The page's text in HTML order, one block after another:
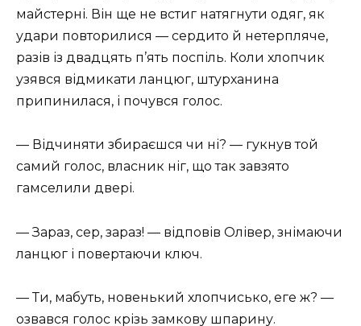
майстерні. Він ще не встиг натягнути одяг, як
удари повторилися — сердито й нетерпляче,
разів із двадцять п’ять поспіль. Коли хлопчик
узявся відмикати ланцюг, штурханина
припинилася, і почувся голос.
— Відчиняти збираєшся чи ні? — гукнув той
самий голос, власник ніг, що так завзято
гамселили двері.
— Зараз, сер, зараз! — відповів Олівер, знімаючи
ланцюг і повертаючи ключ.
— Ти, мабуть, новенький хлопчисько, еге ж? —
озвався голос крізь замкову шпарину.